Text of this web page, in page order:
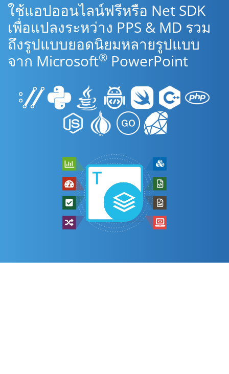
ใช้แอปออนไลน์ฟรีหรือ Net SDK
เพื่อแปลงระหว่าง PPS & MD รวม
ถึงรูปแบบยอดนิยมหลายรูปแบบ
จาก Microsoft® PowerPoint